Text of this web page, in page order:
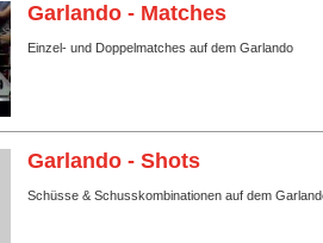
Garlando - Matches
Einzel- und Doppelmatches auf dem Garlando
Garlando - Shots
Schüsse & Schusskombinationen auf dem